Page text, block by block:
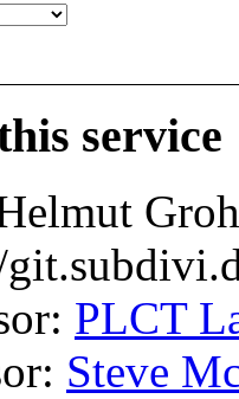
service
PLCT
Steve